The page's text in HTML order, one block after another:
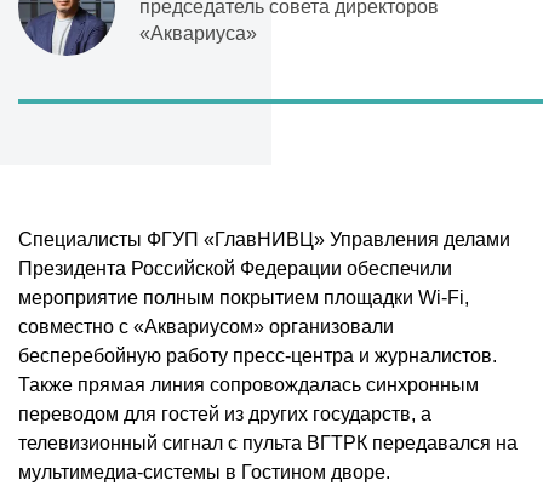
председатель совета директоров
«Аквариуса»
Специалисты ФГУП «ГлавНИВЦ» Управления делами
Президента Российской Федерации обеспечили
мероприятие полным покрытием площадки Wi-Fi,
совместно с «Аквариусом» организовали
бесперебойную работу пресс-центра и журналистов.
Также прямая линия сопровождалась синхронным
переводом для гостей из других государств, а
телевизионный сигнал с пульта ВГТРК передавался на
мультимедиа-системы в Гостином дворе.